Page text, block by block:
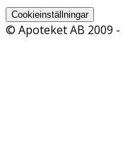
Cookieinställningar
© Apoteket AB 2009 -